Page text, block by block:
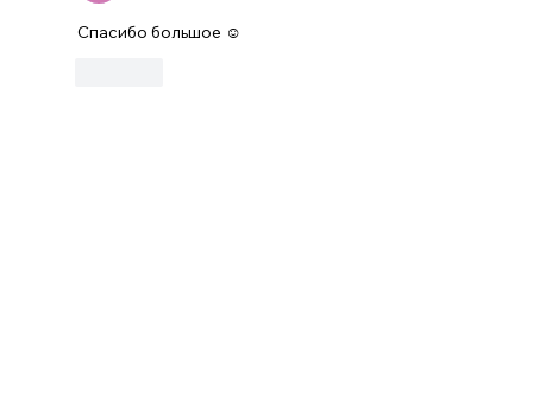
Спасибо большое ☺️